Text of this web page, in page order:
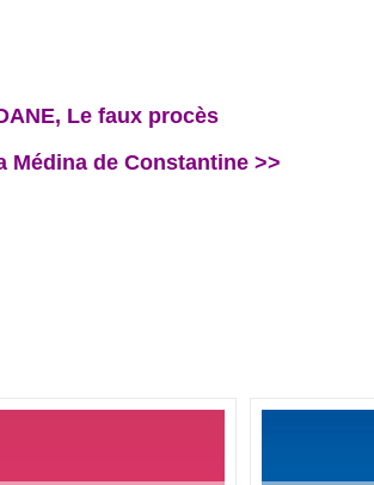
Le faux procès
Médina de Constantine >>